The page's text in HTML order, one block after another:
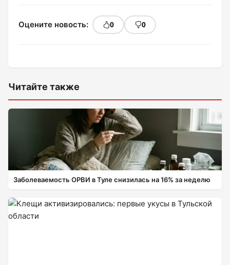
Оцените новость: 0 0
Читайте также
Заболеваемость ОРВИ в Туле снизилась на 16% за неделю